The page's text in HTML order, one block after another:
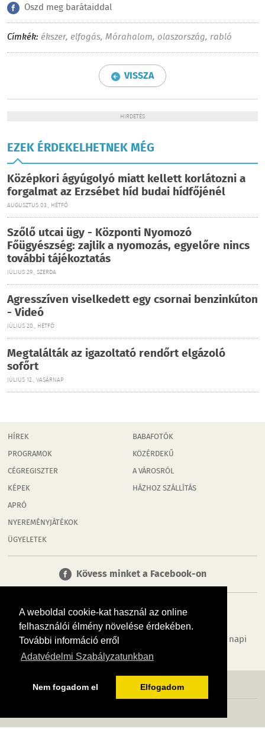
A weboldal cookie-kat használ az online
felhasználói élmény növelése érdekében.
További információ erről
Adatvédelmi Szabályzatunkban
Nem fogadom el Elfogadom
Oszd meg barátaiddal
Címkék: ékszer, elfogás, Mórahalom, olaszország, rabló
VISSZA
HIRDETÉS
EZEK ÉRDEKELHETNEK MÉG
Középkori ágyúgolyó miatt kellett korlátozni a
forgalmat az Erzsébet híd budai hídfőjénél
AUGUSZTUS 03., HÉTFŐ
Szőlő utcai ügy - Központi Nyomozó
Főügyészség: zajlik a nyomozás, egyelőre nincs
további tájékoztatás
JÚLIUS 29., SZERDA
Agresszíven viselkedett egy csornai benzinkúton
- Videó
JÚLIUS 20., HÉTFŐ
Megtalálták az igazoltató rendőrt elgázoló
sofőrt
JÚLIUS 12., VASÁRNAP
HÍREK
PROGRAMOK
CÉGREGISZTER
KÉPEK
APRÓ
NYEREMÉNYJÁTÉKOK
ÜGYELETEK
BABAFOTÓK
KÖZÉRDEKŰ
A VÁROSRÓL
HÁZHOZ SZÁLLÍTÁS
Kövess minket a Facebook-on
Tudj meg többet városodról! Hírek, programok, képek, napi
menü, cégek…. és minden, ami Tatabánya
MÉDIAAJÁNLÓ ADATVÉDELEM IMPRESSZUM RÓLUNK